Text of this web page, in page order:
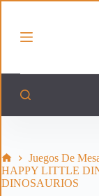
r
c
e
n
i
InicioJuegos De
HAPPY LITTLE
DINOSAURIOS